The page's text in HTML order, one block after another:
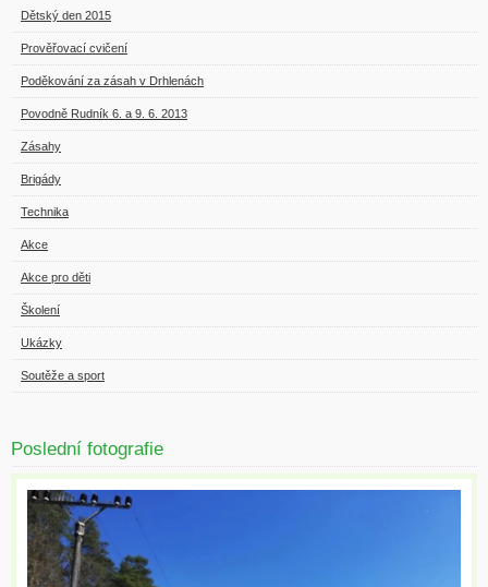
Dětský den 2015
Prověřovací cvičení
Poděkování za zásah v Drhlenách
Povodně Rudník 6. a 9. 6. 2013
Zásahy
Brigády
Technika
Akce
Akce pro děti
Školení
Ukázky
Soutěže a sport
Poslední fotografie